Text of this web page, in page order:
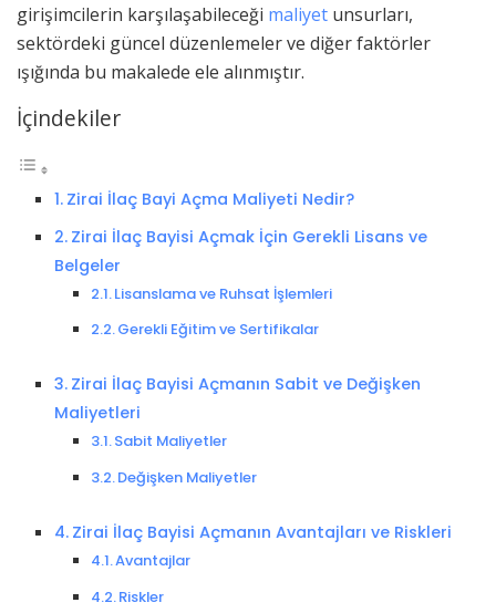
girişimcilerin karşılaşabileceği maliyet unsurları,
sektördeki güncel düzenlemeler ve diğer faktörler
ışığında bu makalede ele alınmıştır.
İçindekiler
Zirai İlaç Bayi Açma Maliyeti Nedir?
Zirai İlaç Bayisi Açmak İçin Gerekli Lisans ve
Belgeler
Lisanslama ve Ruhsat İşlemleri
Gerekli Eğitim ve Sertifikalar
Zirai İlaç Bayisi Açmanın Sabit ve Değişken
Maliyetleri
Sabit Maliyetler
Değişken Maliyetler
Zirai İlaç Bayisi Açmanın Avantajları ve Riskleri
Avantajlar
Riskler